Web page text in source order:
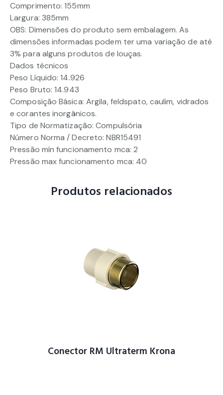
Comprimento: 155mm
Largura: 385mm
OBS: Dimensões do produto sem embalagem. As
dimensões informadas podem ter uma variação de até
3% para alguns produtos de louças.
Dados técnicos
Peso Líquido: 14.926
Peso Bruto: 14.943
Composição Básica: Argila, feldspato, caulim, vidrados
e corantes inorgânicos.
Tipo de Normatização: Compulsória
Número Norma / Decreto: NBR15491
Pressão mín funcionamento mca: 2
Pressão max funcionamento mca: 40
Produtos relacionados
Conector RM Ultraterm Krona